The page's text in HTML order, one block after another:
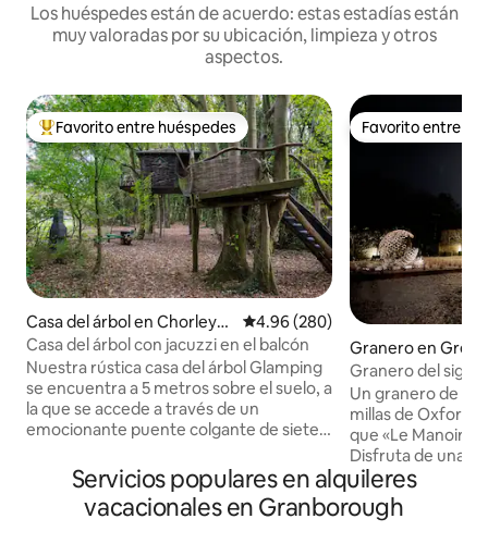
Los huéspedes están de acuerdo: estas estadías están
muy valoradas por su ubicación, limpieza y otros
aspectos.
Favorito entre huéspedes preferido
Favorito entre huéspedes
Casa del árbol en Chorleyw
ood
Calificación promedio: 4.96 de
4.96 (280)
Casa del árbol con jacuzzi en el balcón
Nuestra rústica casa del árbol Glamping
se encuentra a 5 metros sobre el suelo, a
la que se accede a través de un
emocionante puente colgante de siete
temático, la casa del árbol ofrece
impresionantes vistas sobre el valle de
Chess, que se puede ver desde el balcón
Favorito entre
Favorito entre
Granero en
Granero del siglo
pueblo rural
Un granero de
millas de Oxford
que «Le Manoir aux Quat' Saisons».
Disfruta de una
propia terraza
hasta la cena en
piedra de Cotswold.
Servicios populares en alquileres
vacacionales en Granborough